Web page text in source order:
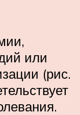
или
(рис.